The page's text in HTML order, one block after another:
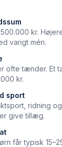
kr.
varigt mén.
ofte tænder. Et
kr.
sport
ridning
give tillæg.
får typisk